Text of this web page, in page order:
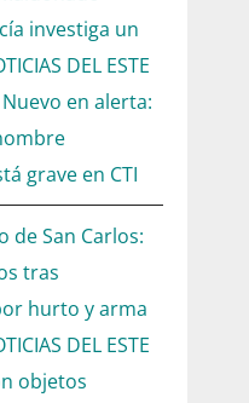
investiga un
DEL ESTE
en alerta:
grave en CTI
de San Carlos:
tras
hurto y arma
DEL ESTE
objetos